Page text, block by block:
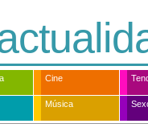
Cine
Música